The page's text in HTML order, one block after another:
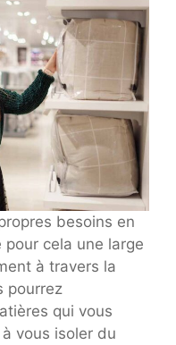
besoins en
cela une large
à travers la
pourrez
qui vous
vous isoler du